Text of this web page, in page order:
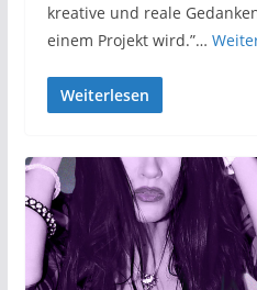
kreative und reale
einem Projekt wird.”…
Weiterlesen